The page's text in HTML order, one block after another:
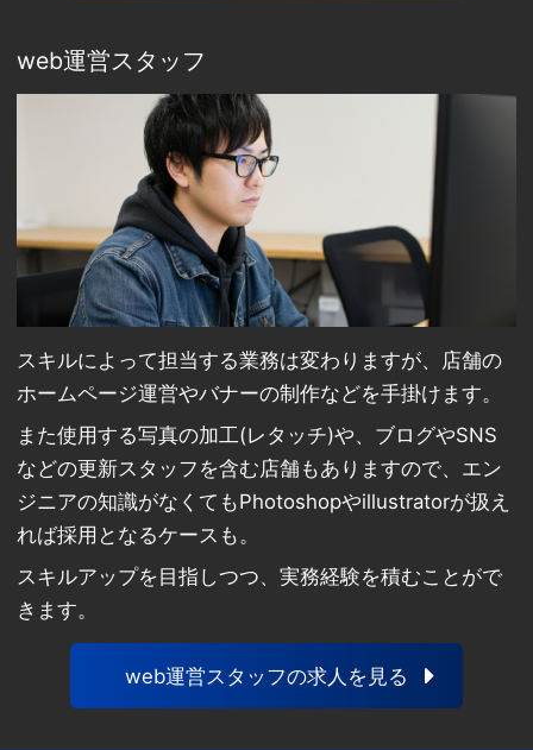
web運営スタッフ
スキルによって担当する業務は変わりますが、店舗の
ホームページ運営やバナーの制作などを手掛けます。
また使用する写真の加工(レタッチ)や、ブログやSNS
などの更新スタッフを含む店舗もありますので、エン
ジニアの知識がなくてもPhotoshopやillustratorが扱え
れば採用となるケースも。
スキルアップを目指しつつ、実務経験を積むことがで
きます。
web運営スタッフの求人を見る